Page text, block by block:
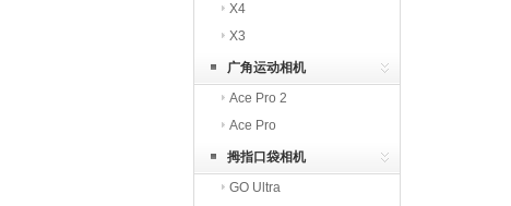
X4
X3
广角运动相机
Ace Pro 2
Ace Pro
拇指口袋相机
GO Ultra